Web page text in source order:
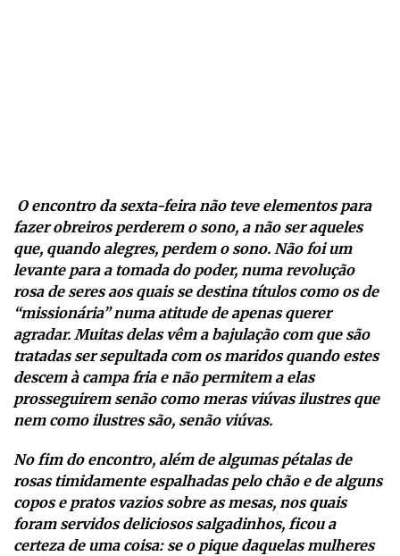
O encontro da sexta-feira não teve elementos para
fazer obreiros perderem o sono, a não ser aqueles
que, quando alegres, perdem o sono. Não foi um
levante para a tomada do poder, numa revolução
rosa de seres aos quais se destina títulos como os de
“missionária” numa atitude de apenas querer
agradar. Muitas delas vêm a bajulação com que são
tratadas ser sepultada com os maridos quando estes
descem à campa fria e não permitem a elas
prosseguirem senão como meras viúvas ilustres que
nem como ilustres são, senão viúvas.
No fim do encontro, além de algumas pétalas de
rosas timidamente espalhadas pelo chão e de alguns
copos e pratos vazios sobre as mesas, nos quais
foram servidos deliciosos salgadinhos, ficou a
certeza de uma coisa: se o pique daquelas mulheres